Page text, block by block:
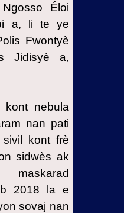
Éloi
a, li te ye
Fwontyè
Jidisyè a,
nebula
nan pati
kont frè
sidwès ak
2018 la e
sovaj nan